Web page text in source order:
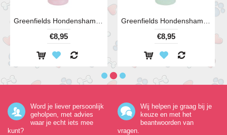
€8,95 €8,95
Word je liever persoonlijk
geholpen, met advies
waar je echt iets mee
kunt?
Wij helpen je graag bij je
keuze en met het
beantwoorden van
vragen.